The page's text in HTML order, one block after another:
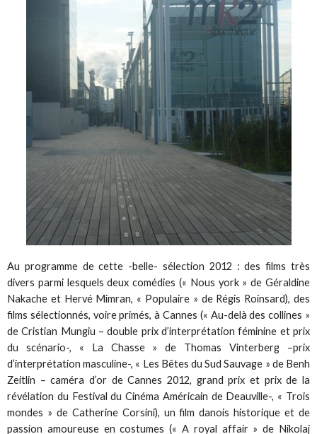
Au programme de cette -belle- sélection 2012 : des films très
divers parmi lesquels deux comédies (« Nous york » de Géraldine
Nakache et Hervé Mimran, « Populaire » de Régis Roinsard), des
films sélectionnés, voire primés, à Cannes (« Au-delà des collines »
de Cristian Mungiu – double prix d’interprétation féminine et prix
du scénario-, « La Chasse » de Thomas Vinterberg –prix
d’interprétation masculine-, « Les Bêtes du Sud Sauvage » de Benh
Zeitlin – caméra d’or de Cannes 2012, grand prix et prix de la
révélation du Festival du Cinéma Américain de Deauville-, « Trois
mondes » de Catherine Corsini), un film danois historique et de
passion amoureuse en costumes (« A royal affair » de Nikolaj